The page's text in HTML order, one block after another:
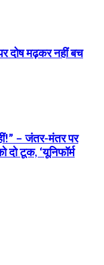
दोष मढ़कर नहीं बच
– जंतर-मंतर पर
दो टूक, ‘यूनिफॉर्म